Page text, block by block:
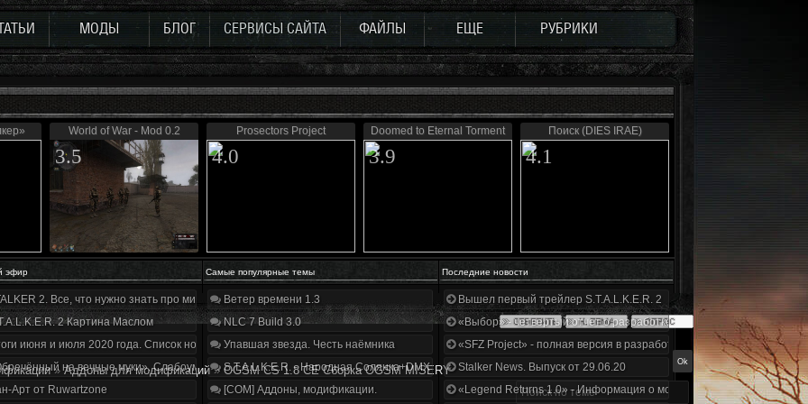
МОДЫ БЛОГ СЕРВИСЫ САЙТА ФАЙЛЫ ЕЩЕ РУБРИКИ
World of War - Mod 0.2
3.5
Prosectors Project
4.0
Doomed to Eternal Torment
3.9
Поиск (DIES IRAE)
4.1
эфир Самые популярные темы Последние новости
2. Все, что нужно знать про мир, геймплей и сюжет | Разбор трейлера
2 Картина Маслом
июня и июля 2020 года. Список нововведений
на вечные муки». Слабоумие и отвага
Арт от Ruwartzone
Ветер времени 1.3
NLC 7 Build 3.0
Упавшая звезда. Честь наёмника
S.T.A.L.K.E.R. - Народная Солянка+DMX 1.3.5.ООП.МА.К.
[COM] Аддоны, модификации.
Вышел первый трейлер S.T.A.L.K.E.R. 2
«Выбор» - четвертый отчет о разработке!
«SFZ Project» - полная версия в разработке!
Stalker News. Выпуск от 29.06.20
«Legend Returns 1.0» - Информация о моде за июнь 2020
» Аддоны для модификаций » OGSM CS 1.8 CE Сборка OGSM MISERY